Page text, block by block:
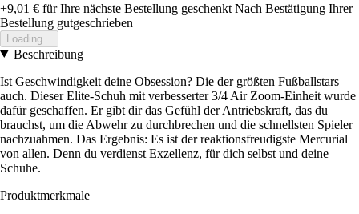
+9,01 € für Ihre nächste Bestellung geschenkt Nach Bestätigung Ihrer
Bestellung gutgeschrieben
Loading...
Beschreibung
Ist Geschwindigkeit deine Obsession? Die der größten Fußballstars
auch. Dieser Elite-Schuh mit verbesserter 3/4 Air Zoom-Einheit wurde
dafür geschaffen. Er gibt dir das Gefühl der Antriebskraft, das du
brauchst, um die Abwehr zu durchbrechen und die schnellsten Spieler
nachzuahmen. Das Ergebnis: Es ist der reaktionsfreudigste Mercurial
von allen. Denn du verdienst Exzellenz, für dich selbst und deine
Schuhe.
Produktmerkmale